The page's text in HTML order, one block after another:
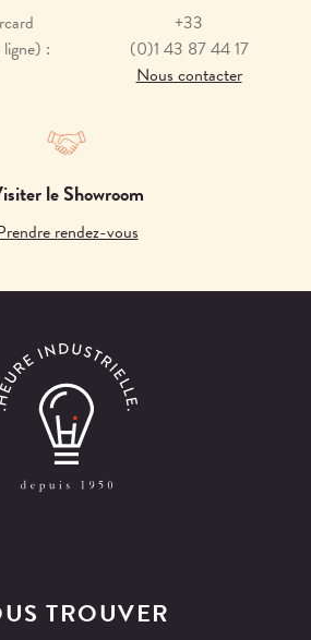
:
+33
(0)1 43 87 44 17
Nous contacter
le Showroom
rendez-vous
TROUVER